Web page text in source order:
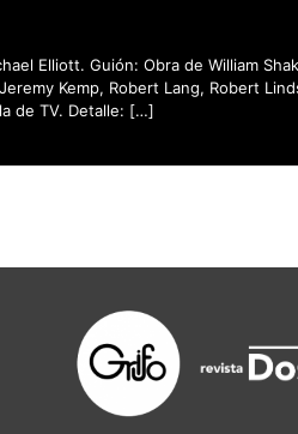
Elliott. Guión: Obra de William
Kemp, Robert Lang, Robert
de TV. Detalle: […]